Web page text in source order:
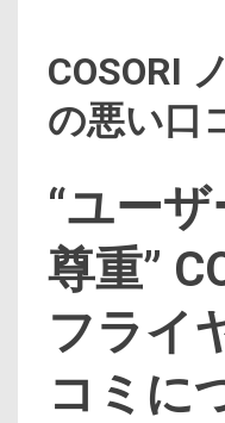
COSORI
の悪い口
“ユー
尊重”
フライ
コミに